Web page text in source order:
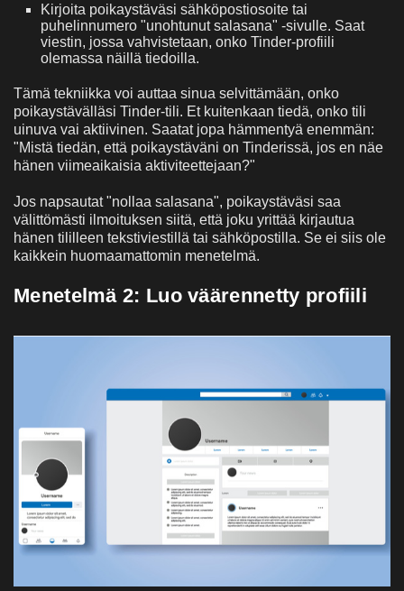
Kirjoita poikaystäväsi sähköpostiosoite tai
puhelinnumero "unohtunut salasana" -sivulle. Saat
viestin, jossa vahvistetaan, onko Tinder-profiili
olemassa näillä tiedoilla.
Tämä tekniikka voi auttaa sinua selvittämään, onko
poikaystävälläsi Tinder-tili. Et kuitenkaan tiedä, onko tili
uinuva vai aktiivinen. Saatat jopa hämmentyä enemmän:
"Mistä tiedän, että poikaystäväni on Tinderissä, jos en näe
hänen viimeaikaisia aktiviteettejaan?"
Jos napsautat "nollaa salasana", poikaystäväsi saa
välittömästi ilmoituksen siitä, että joku yrittää kirjautua
hänen tililleen tekstiviestillä tai sähköpostilla. Se ei siis ole
kaikkein huomaamattomin menetelmä.
Menetelmä 2: Luo väärennetty profiili